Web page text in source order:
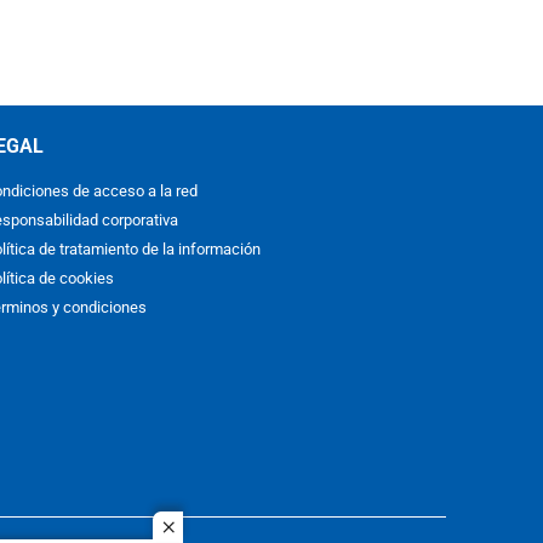
close
de acceso a la red
corporativa
de tratamiento de la información
de cookies
y condiciones